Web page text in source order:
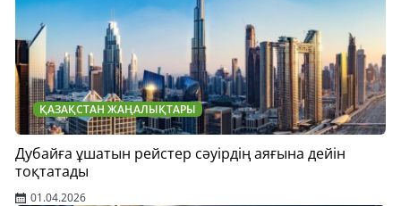
ҚАЗАҚСТАН ЖАҢАЛЫҚТАРЫ
Дубайға ұшатын рейстер сәуірдің аяғына дейін
тоқтатады
01.04.2026